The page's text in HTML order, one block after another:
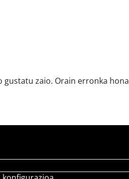
zaio. Orain erronka